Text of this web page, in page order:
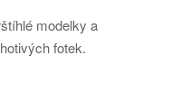
modelky a
fotek.